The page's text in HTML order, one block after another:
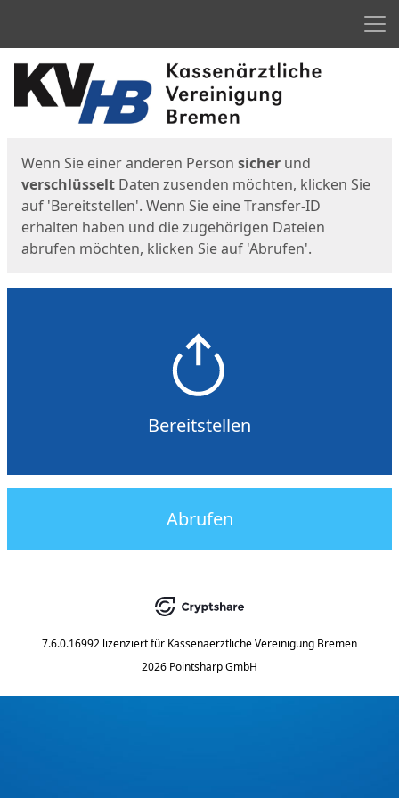
Start
Wenn Sie einer anderen Person sicher und
verschlüsselt Daten zusenden möchten, klicken Sie
auf 'Bereitstellen'. Wenn Sie eine Transfer-ID
erhalten haben und die zugehörigen Dateien
abrufen möchten, klicken Sie auf 'Abrufen'.
Bereitstellen
Abrufen
7.6.0.16992 lizenziert für Kassenaerztliche Vereinigung Bremen
2026 Pointsharp GmbH